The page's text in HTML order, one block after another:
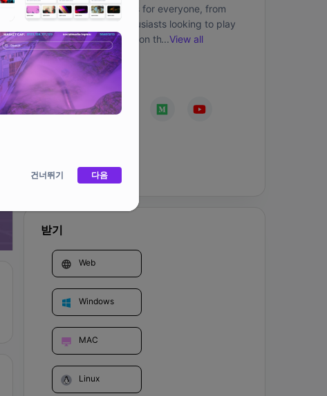
건너뛰기 다음
browsers. Tetriverse is for everyone, from
gaming to Web3 enthusiasts looking to play
and earn tokens. Built on the V Systems'
blockchain (VSYS), Tetriverse features
different gameplay, including PVE, PVP, and
solo games. Players can earn TET tokens – the
Tetriverse native token, and swap TET for
VSYS tokens. Alpha launch: April 2024Official
...View all
커뮤니티
받기
Web
Windows
MAC
Linux